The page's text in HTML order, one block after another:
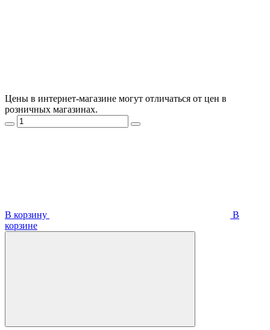
Цены в интернет-магазине могут отличаться от цен в
розничных магазинах.
В корзину
В
корзинe